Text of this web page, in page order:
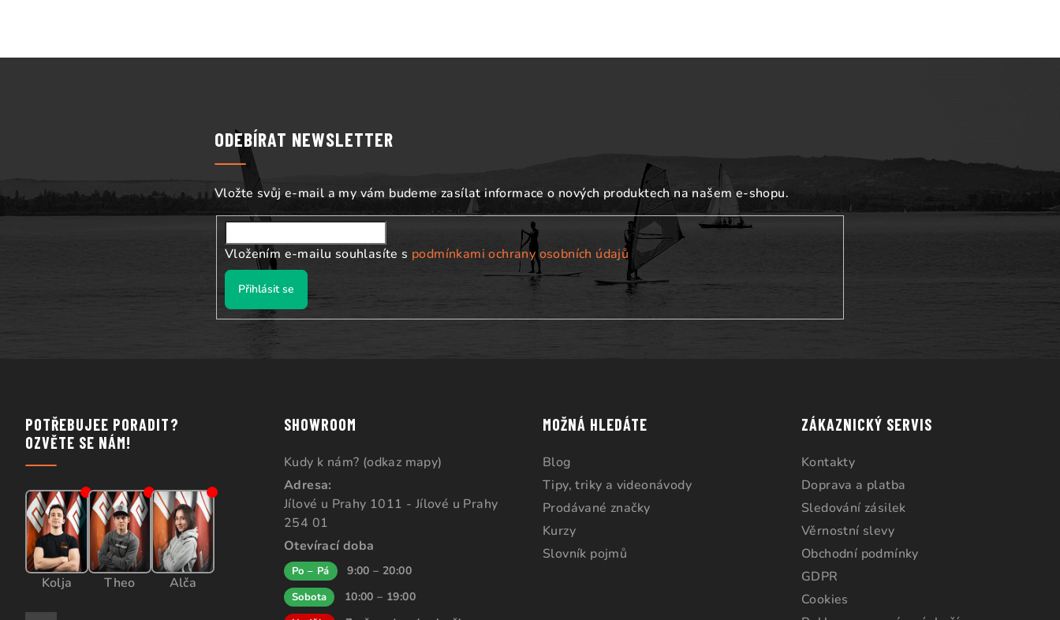
t
í
ODEBÍRAT NEWSLETTER
Vložte svůj e-mail a my vám budeme zasílat informace o nových produktech na našem e-shopu.
Vložením e-mailu souhlasíte s podmínkami ochrany osobních údajů
Přihlásit se
POTŘEBUJEE PORADIT?
OZVĚTE SE NÁM!
Kolja Theo Alča
SHOWROOM
Kudy k nám? (odkaz mapy)
Adresa:
Jílové u Prahy 1011 - Jílové u Prahy
254 01
Otevírací doba
Po – Pá 9:00 – 20:00
Sobota 10:00 – 19:00
MOŽNÁ HLEDÁTE
Blog
Tipy, triky a videonávody
Prodávané značky
Kurzy
Slovník pojmů
ZÁKAZNICKÝ SERVIS
Kontakty
Doprava a platba
Sledování zásilek
Věrnostní slevy
Obchodní podmínky
GDPR
Cookies